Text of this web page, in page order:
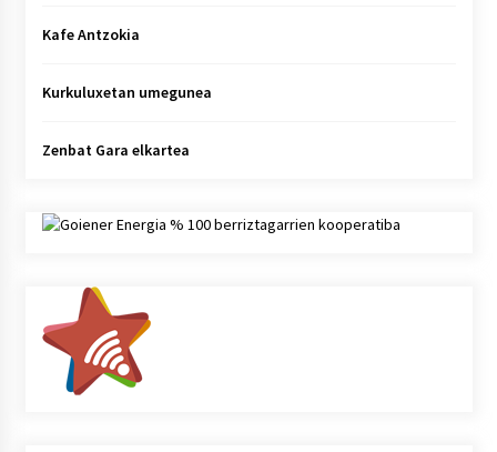
Kafe Antzokia
Kurkuluxetan umegunea
Zenbat Gara elkartea